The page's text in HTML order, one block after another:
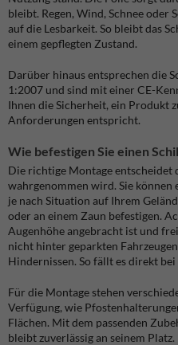
bleibt. Regen, Wind, Schnee oder
auf die Lesbarkeit. So bleibt das
einem gepflegten Zustand.
Darüber hinaus entsprechen die
1:2007 und sind mit einer CE-
Ihnen die Sicherheit, ein Produkt
Anforderungen entspricht.
Wie befestigen Sie einen
Die richtige Montage entscheidet
wahrgenommen wird. Sie
je nach Situation auf Ihrem
oder an einem Zaun befestigen.
Augenhöhe angebracht ist und
nicht hinter geparkten
Hindernissen. So fällt es direkt
Für die Montage stehen
Verfügung, wie
Flächen. Mit dem passenden
bleibt zuverlässig an seinem Platz.